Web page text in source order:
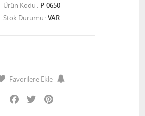
Ürün Kodu P-0650
Stok Durumu VAR
Favorilere Ekle
Facebook
Twitter